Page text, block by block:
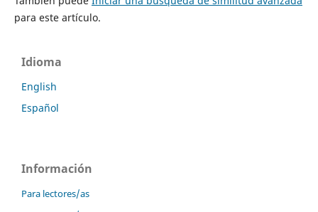
para este artículo.
Idioma
English
Español
Información
Para lectores/as